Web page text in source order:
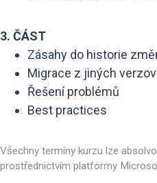
3. ČÁST
Zásahy do historie
Migrace z jiných
Řešení problémů
Best practices
Všechny termíny kurzu lze
prostřednictvím platformy